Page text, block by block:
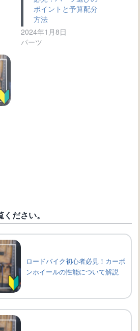
ポイントと予算配分
方法
2024年1月8日
パーツ
ださい。
ロードバイク初心者必見！カーボ
ンホイールの性能について解説